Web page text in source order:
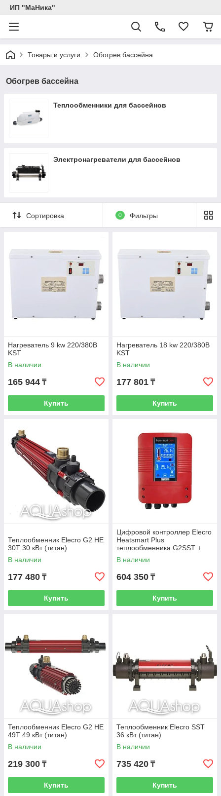
ИП "МаНика"
Товары и услуги Обогрев бассейна
Обогрев бассейна
Теплообменники для бассейнов
Электронагреватели для бассейнов
Сортировка 0 Фильтры
Нагреватель 9 kw 220/380В
KST
В наличии
165 944 ₸
Купить
Нагреватель 18 kw 220/380В
KST
В наличии
177 801 ₸
Купить
Теплообменник Elecro G2 HE
30T 30 кВт (титан)
В наличии
177 480 ₸
Купить
Цифровой контроллер Elecro
Heatsmart Plus
теплообменника G2SST +
датчик потока и температуры
В наличии
604 350 ₸
Купить
Теплообменник Elecro G2 HE
49T 49 кВт (титан)
В наличии
219 300 ₸
Купить
Теплообменник Elecro SST
36 кВт (титан)
В наличии
735 420 ₸
Купить